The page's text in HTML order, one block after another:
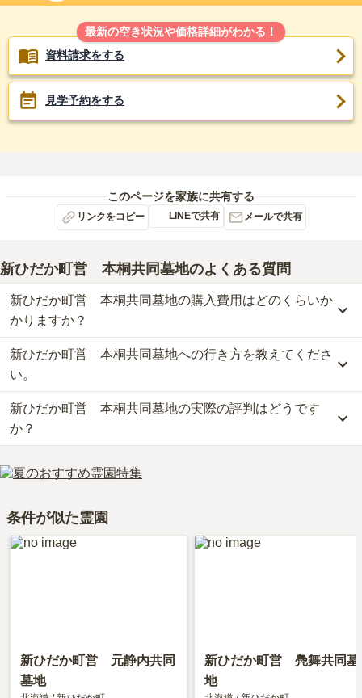
最新の空き状況や価格詳細がわかる！
資料請求をする
見学予約をする
このページを家族に共有する
リンクをコピー LINEで共有 メールで共有
新ひだか町営 本桐共同墓地のよくある質問
新ひだか町営 本桐共同墓地の購入費用はどのくらいか
かりますか？
新ひだか町営　本桐共同墓地の現在の販売価格については現在調査
中です。
お墓は、価格が高いものがよい、安いものが悪い、という訳ではあ
りません。大切なのは、ご家族が心から納得し、安心してお参りで
きる場所を選ぶことです。
新ひだか町営 本桐共同墓地への行き方を教えてくださ
い。
公共交通機関の場合、日高線「本桐駅」から徒歩約1分です。
詳しいルートや地図は、本ページの「地図・交通アクセス」欄をご
確認ください。
新ひだか町営 本桐共同墓地の実際の評判はどうです
か？
新ひだか町営　本桐共同墓地の口コミはまだ投稿されておりませ
ん。
ご自身の目で雰囲気を確認してみることをおすすめします。
条件が似た霊園
新ひだか町営 元静内共同
墓地
新ひだか町営 鳧舞共同墓
地